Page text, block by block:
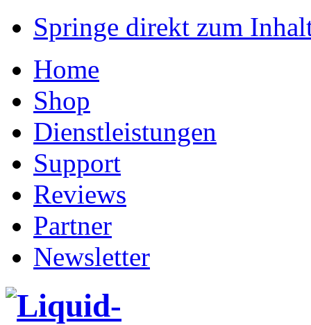
Springe direkt zum
Home
Shop
Dienstleistungen
Support
Reviews
Partner
Newsletter